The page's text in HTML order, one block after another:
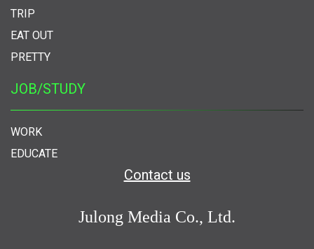
TRIP
EAT OUT
PRETTY
JOB/STUDY
WORK
EDUCATE
Contact us
Julong Media Co., Ltd.